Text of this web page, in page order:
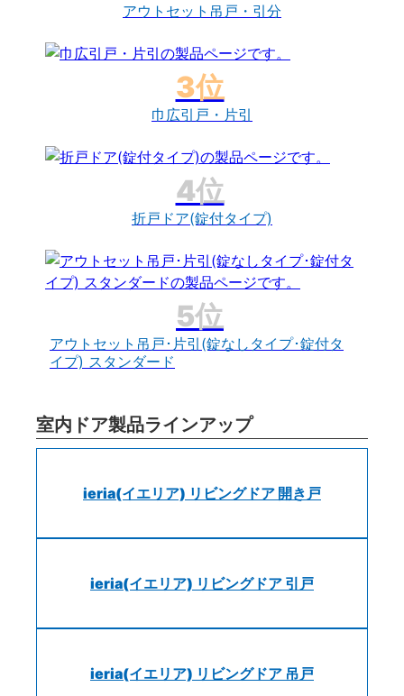
アウトセット吊戸・引分
巾広引戸・片引
折戸ドア(錠付タイプ)
アウトセット吊戸･片引(錠なしタイプ･錠付タ
イプ) スタンダード
室内ドア製品ラインアップ
ieria(イエリア) リビングドア 開き戸
ieria(イエリア) リビングドア 引戸
ieria(イエリア) リビングドア 吊戸